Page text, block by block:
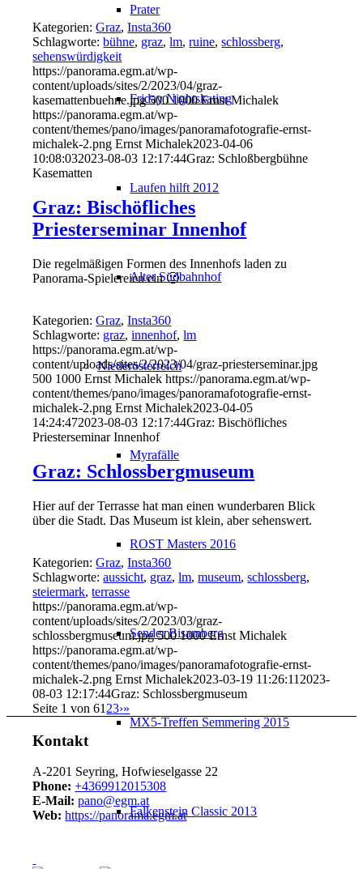
Prater
Friday Nightskating
Laufen hilft 2012
Alter Südbahnhof
Niederösterreich
Myrafälle
ROST Masters 2016
Sender Bisamberg
MX5-Treffen Semmering 2015
Falkenstein Classic 2013
Kategorien:Graz,Insta360
Schlagworte:bühne, graz,lm,ruine,schlossberg,
sehenswürdigkeit
https://panorama.egm.at/wp-
content/uploads/sites/2/2023/04/graz-
kasemattenbuehne.jpg 500 1000 Ernst Michalek
https://panorama.egm.at/wp-
content/themes/pano/images/panoramafotografie-ernst-
michalek-2.png Ernst Michalek2023-04-06
10:08:032023-08-03 12:17:44Graz: Schloßbergbühne
Kasematten
Graz: Bischöfliches
Priesterseminar Innenhof
Die regelmäßigen Formen des Innenhofs laden zu
Panorama-Spielereien ein 🙂
Kategorien:Graz,Insta360
Schlagworte: graz,innenhof,lm
https://panorama.egm.at/wp-
content/uploads/sites/2/2023/04/graz-priesterseminar.jpg
500 1000 Ernst Michalek https://panorama.egm.at/wp-
content/themes/pano/images/panoramafotografie-ernst-
michalek-2.png Ernst Michalek2023-04-05
14:24:472023-08-03 12:17:44Graz: Bischöfliches
Priesterseminar Innenhof
Graz: Schlossbergmuseum
Hier auf der Terrasse hat man einen wunderbaren Blick
über die Stadt. Das Museum ist klein, aber sehenswert.
Kategorien:Graz,Insta360
Schlagworte:aussicht, graz,lm,museum,schlossberg,
steiermark,terrasse
https://panorama.egm.at/wp-
content/uploads/sites/2/2023/03/graz-
schlossbergmuseum.jpg 500 1000 Ernst Michalek
https://panorama.egm.at/wp-
content/themes/pano/images/panoramafotografie-ernst-
michalek-2.png Ernst Michalek2023-03-19 11:26:11 2023-
08-03 12:17:44Graz: Schlossbergmuseum
Seite 1 von 61 23›»
Kontakt
A-2201 Seyring, Hofwieselgasse 22
Phone: +4369912015308
E-Mail: pano@egm.at
Web: https://panorama.egm.at